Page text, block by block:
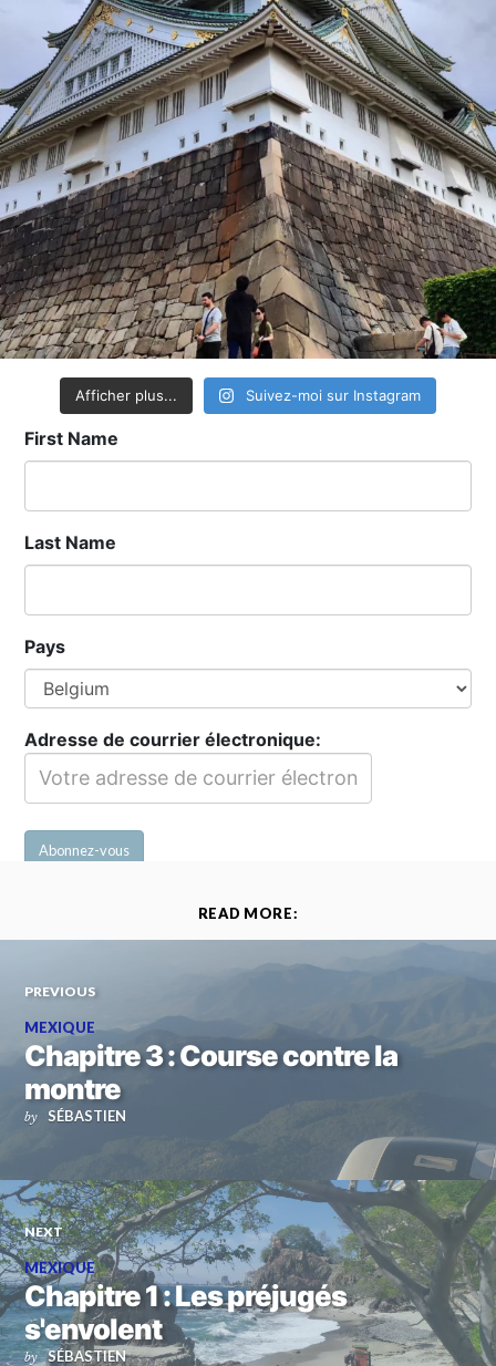
Afficher plus... Suivez-moi sur Instagram
First Name
Last Name
Pays
Adresse de courrier électronique:
READ MORE:
PREVIOUS
MEXIQUE
Chapitre 3 : Course contre la
montre
by SÉBASTIEN
NEXT
MEXIQUE
Chapitre 1 : Les préjugés
s'envolent
by SÉBASTIEN